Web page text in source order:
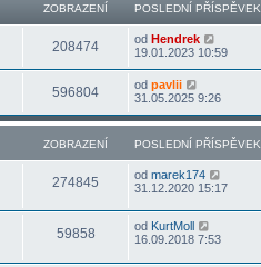
ZOBRAZENÍ POSLEDNÍ PŘÍSPĚVEK
208474 od Hendrek
19.01.2023 10:59
596804 od pavlii
31.05.2025 9:26
ZOBRAZENÍ POSLEDNÍ PŘÍSPĚVEK
274845 od marek174
31.12.2020 15:17
59858 od KurtMoll
16.09.2018 7:53